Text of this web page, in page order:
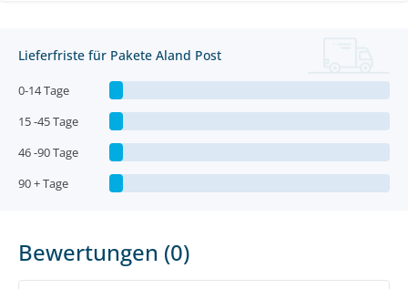
Lieferfriste für Pakete Aland Post
0-14 Tage
15 -45 Tage
46 -90 Tage
90 + Tage
Bewertungen (0)